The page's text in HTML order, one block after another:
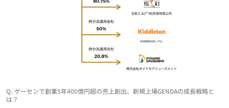
Q. ゲーセンで創業5年400億円超の売上創出、新規上場GENDAの成長戦略と
は？